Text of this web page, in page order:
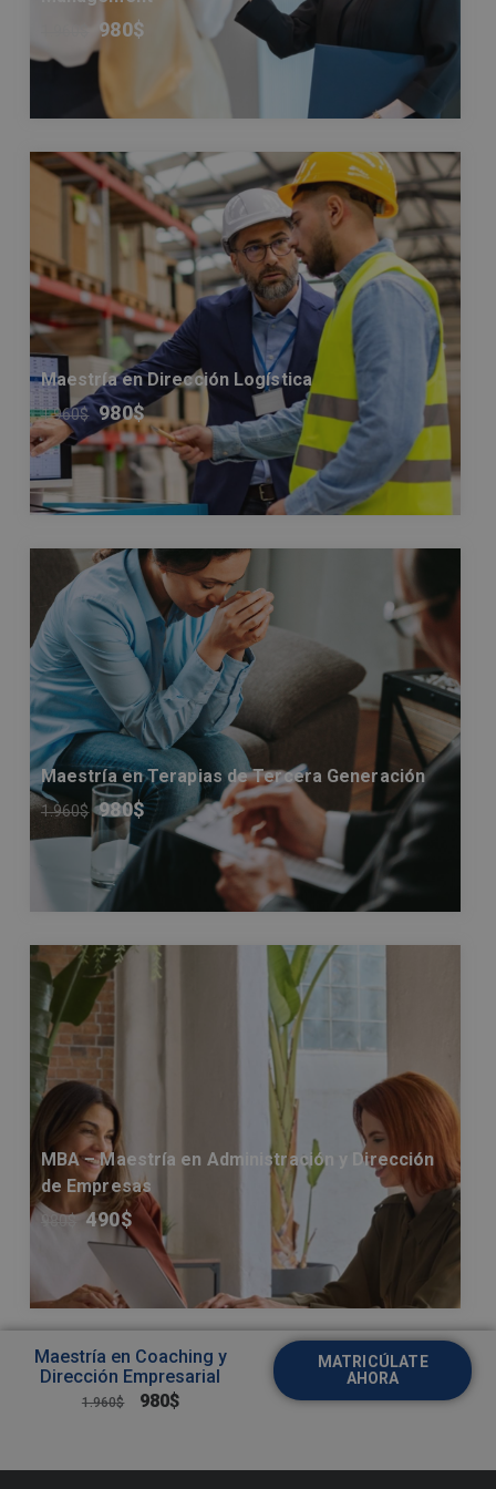
980$
Maestría en Dirección Logística
1.960$ 980$
Maestría en Terapias de Tercera Generación
1.960$ 980$
MBA – Maestría en Administración y Dirección
de Empresas
980$ 490$
Maestría en Coaching y
Dirección Empresarial
1.960$ 980$
MATRICÚLATE
AHORA